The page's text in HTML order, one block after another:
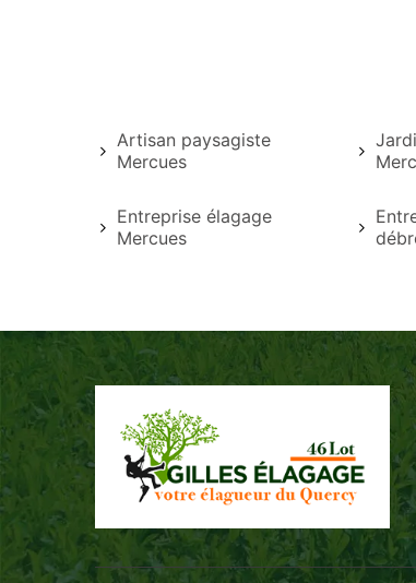
Artisan paysagiste
Mercues
Entreprise élagage
Mercues